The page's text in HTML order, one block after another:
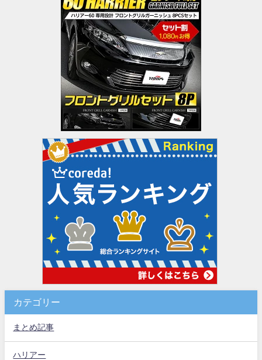
カテゴリー
まとめ記事
ハリアー